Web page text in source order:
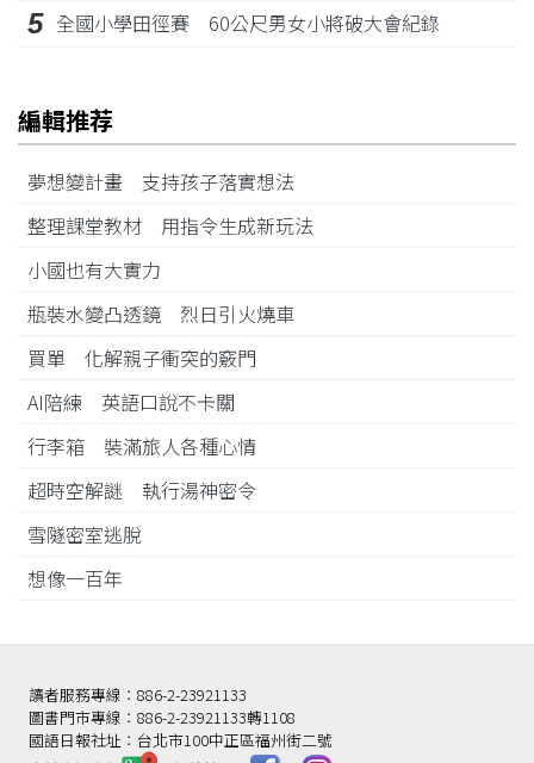
5 全國小學田徑賽 60公尺男女小將破大會紀錄
編輯推荐
夢想變計畫 支持孩子落實想法
整理課堂教材 用指令生成新玩法
小國也有大實力
瓶裝水變凸透鏡 烈日引火燒車
買單 化解親子衝突的竅門
AI陪練 英語口說不卡關
行李箱 裝滿旅人各種心情
超時空解謎 執行湯神密令
雪隧密室逃脫
想像一百年
讀者服務專線：886-2-23921133
圖書門市專線：886-2-23921133轉1108
國語日報社址：台北市100中正區福州街二號